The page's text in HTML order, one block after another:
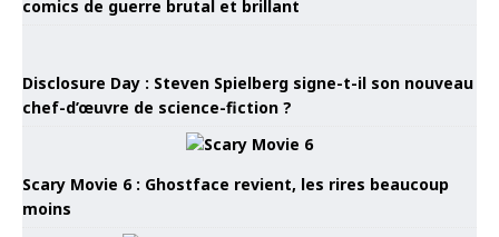
comics de guerre brutal et brillant
Disclosure Day : Steven Spielberg signe-t-il son nouveau
chef-d’œuvre de science-fiction ?
Scary Movie 6 : Ghostface revient, les rires beaucoup
moins